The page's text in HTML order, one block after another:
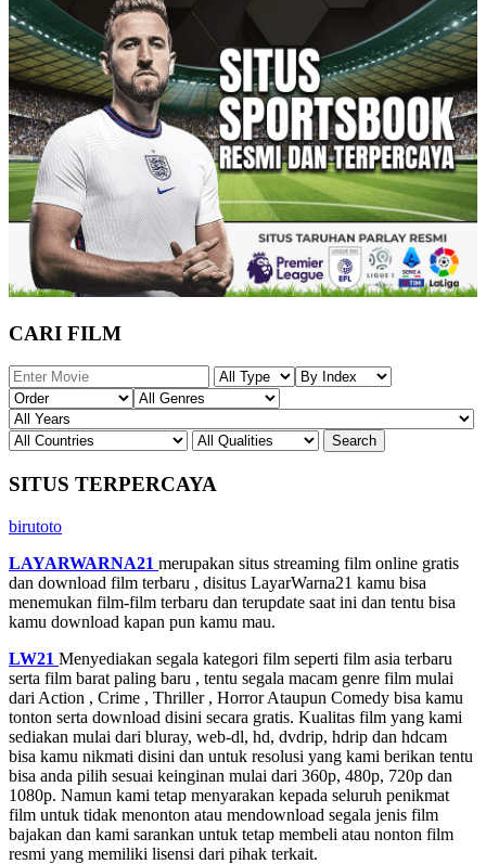
CARI FILM
SITUS TERPERCAYA
birutoto
LAYARWARNA21 merupakan situs streaming film online gratis
dan download film terbaru , disitus LayarWarna21 kamu bisa
menemukan film-film terbaru dan terupdate saat ini dan tentu bisa
kamu download kapan pun kamu mau.
LW21 Menyediakan segala kategori film seperti film asia terbaru
serta film barat paling baru , tentu segala macam genre film mulai
dari Action , Crime , Thriller , Horror Ataupun Comedy bisa kamu
tonton serta download disini secara gratis. Kualitas film yang kami
sediakan mulai dari bluray, web-dl, hd, dvdrip, hdrip dan hdcam
bisa kamu nikmati disini dan untuk resolusi yang kami berikan tentu
bisa anda pilih sesuai keinginan mulai dari 360p, 480p, 720p dan
1080p. Namun kami tetap menyarakan kepada seluruh penikmat
film untuk tidak menonton atau mendownload segala jenis film
bajakan dan kami sarankan untuk tetap membeli atau nonton film
resmi yang memiliki lisensi dari pihak terkait.